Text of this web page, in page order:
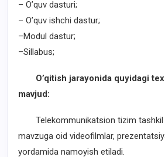
– O’quv dasturi;
– O’quv ishchi dastur;
–Modul dastur;
–Sillabus;
O’qitish jarayonida quyidagi
mavjud:
Telekommunikatsion tizim tashkil
mavzuga oid videofilmlar,
yordamida namoyish etiladi.